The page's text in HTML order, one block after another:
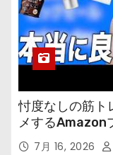
忖度なしの筋ト
メするAmazon
の 7月 16, 2026